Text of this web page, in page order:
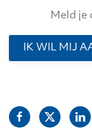
Meld je
IK WIL MIJ